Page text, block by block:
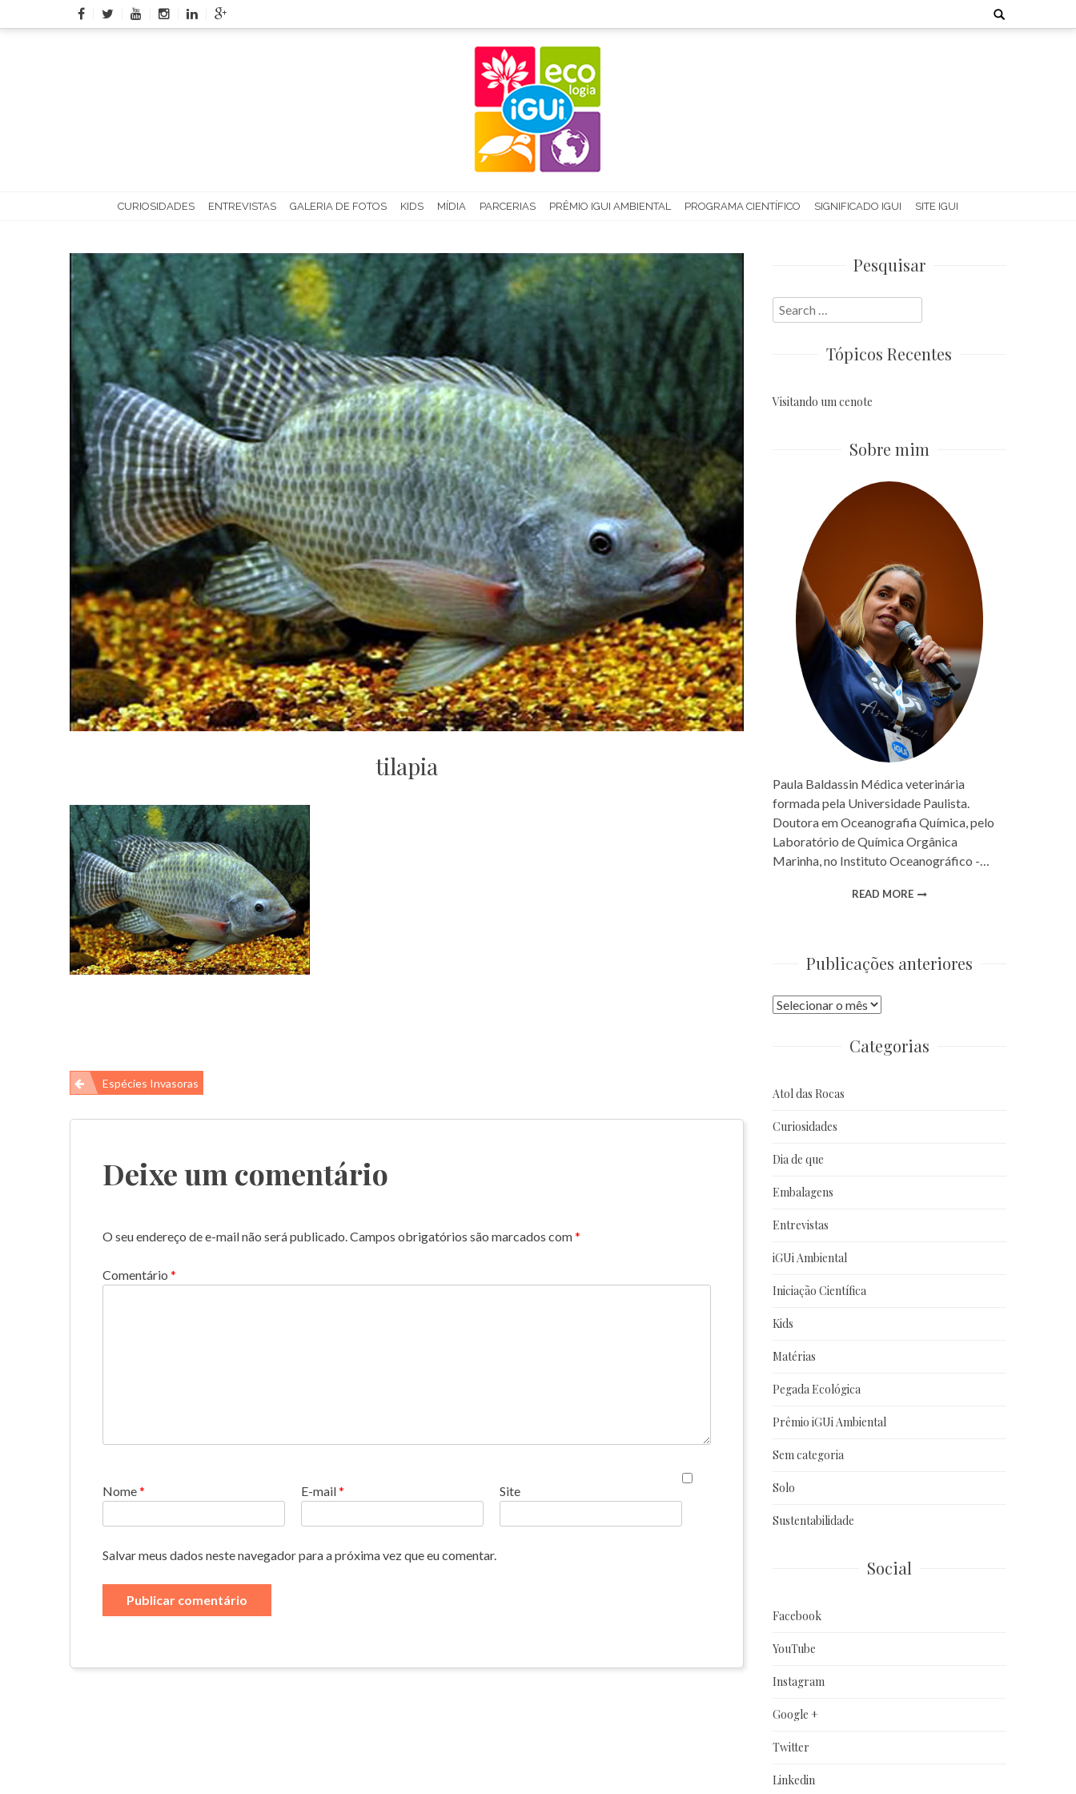
to
Search
for:
CURIOSIDADES ENTREVISTAS GALERIA DE FOTOS KIDS MÍDIA PARCERIAS PRÊMIO IGUI AMBIENTAL PROGRAMA CIENTÍFICO SIGNIFICADO IGUI SITE IGUI
tilapia
Navegação
de
Espécies Invasoras
Deixe um comentário
O seu endereço de e-mail não será publicado.Campos obrigatórios são marcados com*
Comentário *
Nome* E-mail* Site
Salvar meus dados neste navegador para a próxima vez que eu comentar.
Pesquisar
Search
for:
Tópicos Recentes
Visitando um cenote
Sobre mim
Paula Baldassin Médica veterinária
formada pela Universidade Paulista.
Doutora em Oceanografia Química, pelo
Laboratório de Química Orgânica
Marinha, no Instituto Oceanográfico -…
READ MORE
Publicações anteriores
Publicações
Categorias
Atol das Rocas
Curiosidades
Dia de que
Embalagens
Entrevistas
iGUi Ambiental
Iniciação Científica
Kids
Matérias
Pegada Ecológica
Prêmio iGUi Ambiental
Sem categoria
Solo
Sustentabilidade
Social
Facebook
YouTube
Instagram
Google +
Twitter
Linkedin